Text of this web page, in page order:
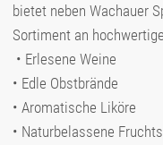
bietet neben Wachauer
Sortiment an
• Erlesene Weine
• Edle Obstbrände
• Aromatische Liköre
• Naturbelassene